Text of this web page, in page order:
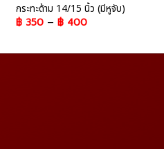
กระทะด้าม 14/15 นิ้ว (มีหูจับ)
฿350– ฿400